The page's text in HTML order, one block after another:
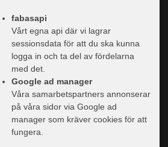
FRÅN TRAILER
MER INFO
Vi använder cookies
Information & priser
Handlare
Trailer.se
fabasapi
Vårt egna api där vi lagrar
sessionsdata för att du ska kunna
logga in och ta del av fördelarna
med det.
Google ad manager
Våra samarbetspartners annonserar
på våra sidor via Google ad
manager som kräver cookies för att
fungera.